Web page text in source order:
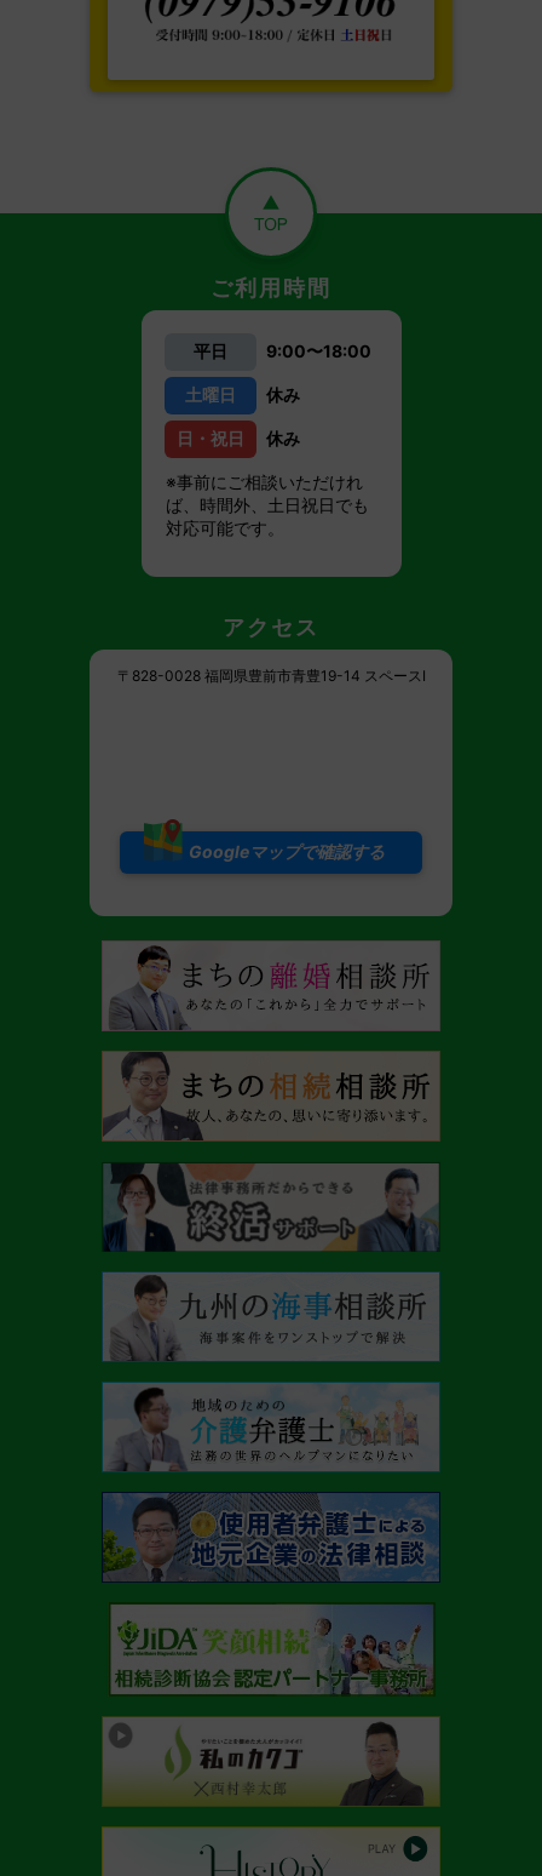
ご利用時間
平日 9:00〜18:00
土曜日 休み
日・祝日 休み
※事前にご相談いただけれ
ば、時間外、土日祝日でも
対応可能です。
アクセス
〒828-0028 福岡県豊前市青豊19-14 スペースI
Googleマップで確認する